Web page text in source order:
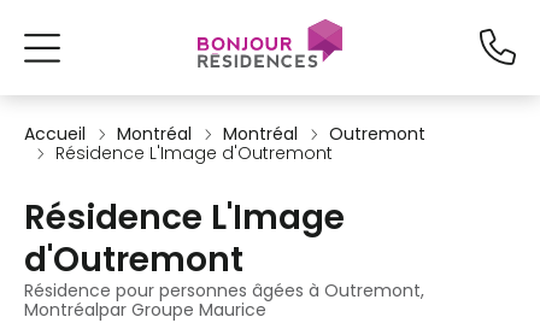
Accueil Montréal Montréal
Outremont
Résidence L'Image d'Outremont
Résidence L'Image
d'Outremont
Résidence pour personnes âgées à Outremont,
Montréalpar Groupe Maurice